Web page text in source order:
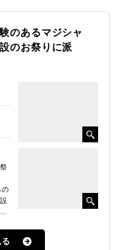
のあるマジシャ
のお祭りに派
の